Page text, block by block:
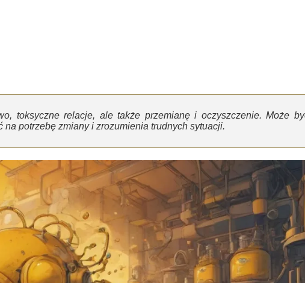
toksyczne relacje, ale także przemianę i oczyszczenie. Może
potrzebę zmiany i zrozumienia trudnych sytuacji.